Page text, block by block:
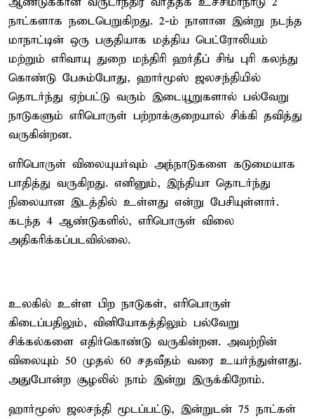
நாட்களாக நடைபெறுகிறது. 2-ம் நாளான இன்று நடந்த
மாநாட்டின் ஒரு பகுதியாக மத்திய பெட்ரோலியம்
மற்றும் எரிவாயு துறை மந்திரி ஹர்தீப் சிங் புரி கலந்து
கொண்டு பேசும்போது, ஹார்மூஸ் ஜலசந்தியில்
தொடர்ந்து ஏற்பட்டு வரும் இடையூறுகளால் பல்வேறு
நாடுகளும் எரிபொருள் பற்றாக்குறையால் சிக்கி தவித்து
வருகின்றன.
எரிபொருள் விலையுயர்வும் அந்நாடுகளை கடுமையாக
பாதித்து வருகிறது. எனினும், இந்தியா தொடர்ந்து
நிலையான இடத்தில் உள்ளது என்று பேசியுள்ளார்.
கடந்த 4 ஆண்டுகளில், எரிபொருள் விலை
அதிகரிக்கப்படவில்லை.
உலகில் உள்ள பிற நாடுகள், எரிபொருள்
கிடைப்பதிலும், வினியோகத்திலும் பல்வேறு
சிக்கல்களை எதிர்கொண்டு வருகின்றன. அவற்றின்
விலையும் 50 முதல் 60 சதவீதம் வரை உயர்ந்துள்ளது.
அதுபோன்ற சூழலில் நாம் இன்று இருக்கிறோம்.
ஹார்மூஸ் ஜலசந்தி மூடப்பட்டு, இன்றுடன் 75 நாட்கள்